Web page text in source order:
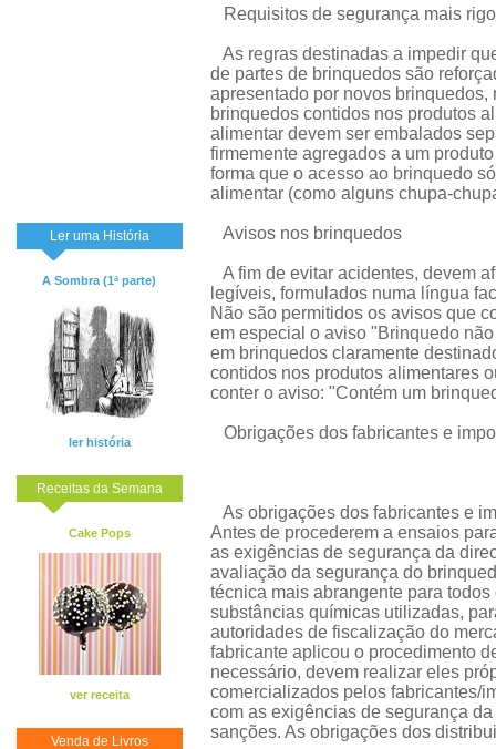
Ler uma História
A Sombra (1ª parte)
ler história
Receitas da Semana
Cake Pops
ver receita
Venda de Livros
Requisitos de segurança mais
As regras destinadas a impedir
de partes de brinquedos são
apresentado por novos
brinquedos contidos nos produtos
alimentar devem ser embalados
firmemente agregados a um
forma que o acesso ao brinquedo
alimentar (como alguns chupa-
Avisos nos brinquedos
A fim de evitar acidentes, devem
legíveis, formulados numa língua
Não são permitidos os avisos que
em especial o aviso "Brinquedo
em brinquedos claramente
contidos nos produtos alimentares
conter o aviso: "Contém um
Obrigações dos fabricantes e
As obrigações dos fabricantes e
Antes de procederem a ensaios
as exigências de segurança da
avaliação da segurança do
técnica mais abrangente para
substâncias químicas utilizadas,
autoridades de fiscalização do
fabricante aplicou o procedimento
necessário, devem realizar eles
comercializados pelos fabricantes/
com as exigências de segurança
sanções. As obrigações dos